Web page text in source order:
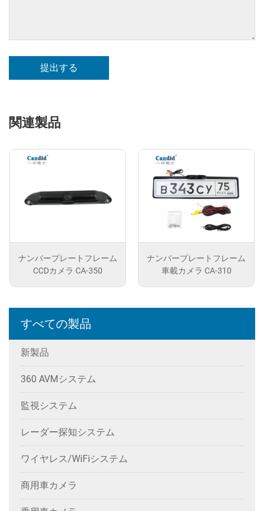
提出する
関連製品
ナンバープレートフレーム
CCDカメラ CA-350
ナンバープレートフレーム
車載カメラ CA-310
すべての製品
新製品
360 AVMシステム
監視システム
レーダー探知システム
ワイヤレス/WiFiシステム
商用車カメラ